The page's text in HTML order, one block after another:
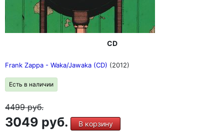
CD
Frank Zappa - Waka/Jawaka (CD) (2012)
Есть в наличии
4499руб.
3049 руб. В корзину